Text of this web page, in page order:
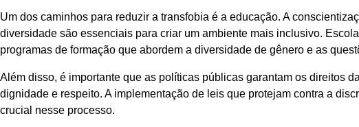
Um dos caminhos para reduzir a transfobia é a educação. A
diversidade são essenciais para criar um ambiente mais inclusivo.
programas de formação que abordem a diversidade de gênero e as
Além disso, é importante que as políticas públicas garantam os direitos
dignidade e respeito. A implementação de leis que protejam contra a
crucial nesse processo.